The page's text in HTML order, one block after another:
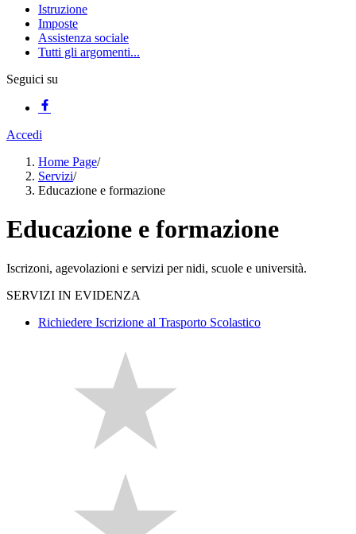
Istruzione
Imposte
Assistenza sociale
Tutti gli argomenti...
Seguici su
Accedi
Home Page/
Servizi/
Educazione e formazione
Educazione e formazione
Iscrizoni, agevolazioni e servizi per nidi, scuole e università.
SERVIZI IN EVIDENZA
Richiedere Iscrizione al Trasporto Scolastico